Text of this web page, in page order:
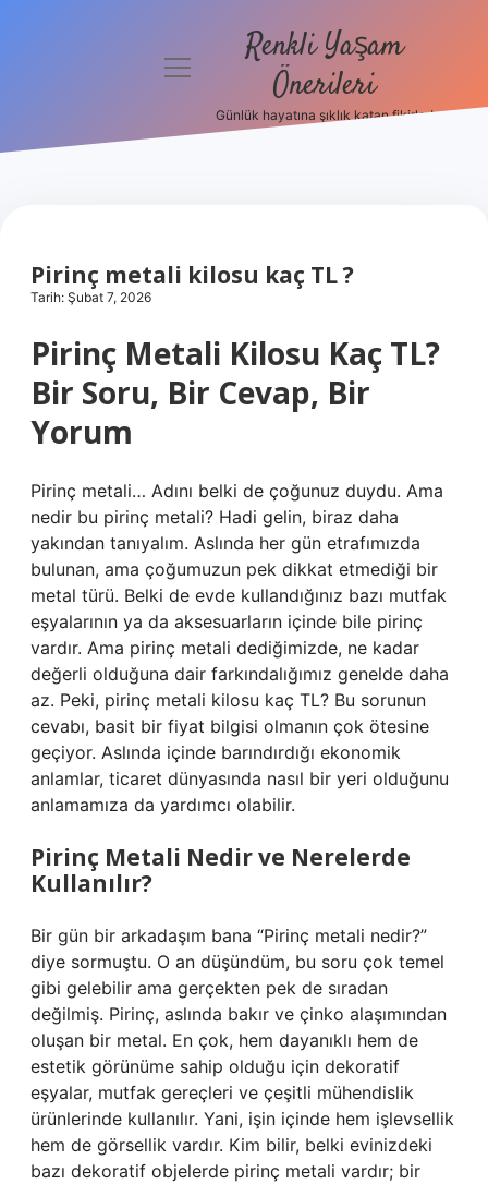
Hakkımızda
menüyü
Renkli Yaşam
Önerileri
Günlük hayatına şıklık katan fikirler!
Pirinç metali kilosu kaç TL ?
Tarih: Şubat 7, 2026
Pirinç Metali Kilosu Kaç TL?
Bir Soru, Bir Cevap, Bir
Yorum
Pirinç metali… Adını belki de çoğunuz duydu. Ama
nedir bu pirinç metali? Hadi gelin, biraz daha
yakından tanıyalım. Aslında her gün etrafımızda
bulunan, ama çoğumuzun pek dikkat etmediği bir
metal türü. Belki de evde kullandığınız bazı mutfak
eşyalarının ya da aksesuarların içinde bile pirinç
vardır. Ama pirinç metali dediğimizde, ne kadar
değerli olduğuna dair farkındalığımız genelde daha
az. Peki, pirinç metali kilosu kaç TL? Bu sorunun
cevabı, basit bir fiyat bilgisi olmanın çok ötesine
geçiyor. Aslında içinde barındırdığı ekonomik
anlamlar, ticaret dünyasında nasıl bir yeri olduğunu
anlamamıza da yardımcı olabilir.
Pirinç Metali Nedir ve Nerelerde
Kullanılır?
Bir gün bir arkadaşım bana “Pirinç metali nedir?”
diye sormuştu. O an düşündüm, bu soru çok temel
gibi gelebilir ama gerçekten pek de sıradan
değilmiş. Pirinç, aslında bakır ve çinko alaşımından
oluşan bir metal. En çok, hem dayanıklı hem de
estetik görünüme sahip olduğu için dekoratif
eşyalar, mutfak gereçleri ve çeşitli mühendislik
ürünlerinde kullanılır. Yani, işin içinde hem işlevsellik
hem de görsellik vardır. Kim bilir, belki evinizdeki
bazı dekoratif objelerde pirinç metali vardır; bir